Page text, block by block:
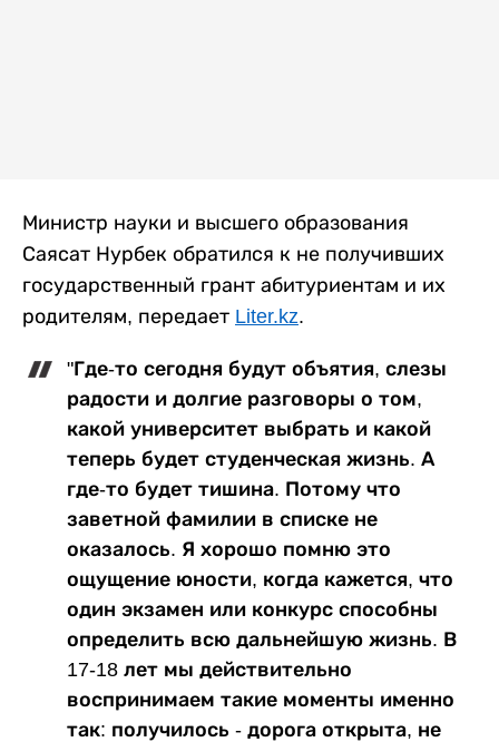
Министр науки и высшего образования
Саясат Нурбек обратился к не получивших
государственный грант абитуриентам и их
родителям, передает Liter.kz.
"Где-то сегодня будут объятия, слезы
радости и долгие разговоры о том,
какой университет выбрать и какой
теперь будет студенческая жизнь. А
где-то будет тишина. Потому что
заветной фамилии в списке не
оказалось. Я хорошо помню это
ощущение юности, когда кажется, что
один экзамен или конкурс способны
определить всю дальнейшую жизнь. В
17-18 лет мы действительно
воспринимаем такие моменты именно
так: получилось - дорога открыта, не